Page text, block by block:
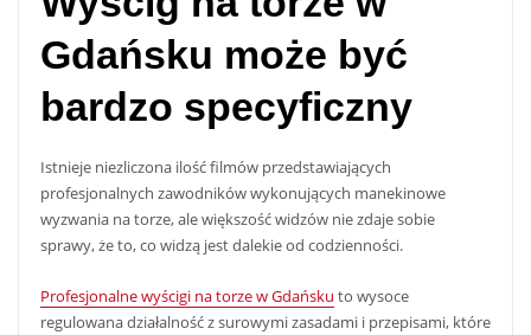
Gdańsku może być
bardzo specyficzny
Istnieje niezliczona ilość filmów przedstawiających
profesjonalnych zawodników wykonujących manekinowe
wyzwania na torze, ale większość widzów nie zdaje sobie
sprawy, że to, co widzą jest dalekie od codzienności.
Profesjonalne wyścigi na torze w Gdańsku to wysoce
regulowana działalność z surowymi zasadami i przepisami, które